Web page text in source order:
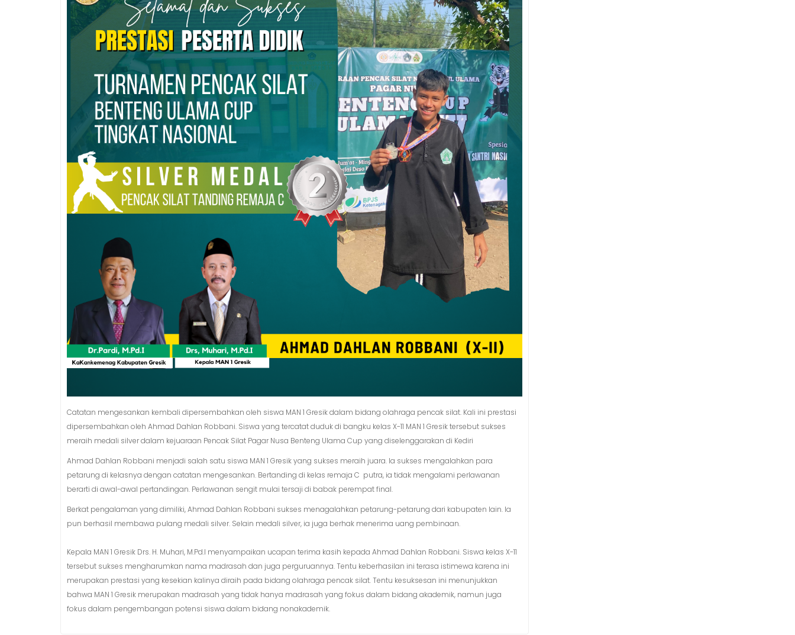
Catatan mengesankan kembali dipersembahkan oleh siswa MAN 1 Gresik dalam bidang olahraga pencak silat. Kali ini prestasi
dipersembahkan oleh Ahmad Dahlan Robbani. Siswa yang tercatat duduk di bangku kelas X-11 MAN 1 Gresik tersebut sukses
meraih medali silver dalam kejuaraan Pencak Silat Pagar Nusa Benteng Ulama Cup yang diselenggarakan di Kediri
Ahmad Dahlan Robbani menjadi salah satu siswa MAN 1 Gresik yang sukses meraih juara. Ia sukses mengalahkan para
petarung di kelasnya dengan catatan mengesankan. Bertanding di kelas remaja C putra, ia tidak mengalami perlawanan
berarti di awal-awal pertandingan. Perlawanan sengit mulai tersaji di babak perempat final.
Berkat pengalaman yang dimiliki, Ahmad Dahlan Robbani sukses menagalahkan petarung-petarung dari kabupaten lain. Ia
pun berhasil membawa pulang medali silver. Selain medali silver, ia juga berhak menerima uang pembinaan.
Kepala MAN 1 Gresik Drs. H. Muhari, M.Pd.I menyampaikan ucapan terima kasih kepada Ahmad Dahlan Robbani. Siswa kelas X-11
tersebut sukses mengharumkan nama madrasah dan juga perguruannya. Tentu keberhasilan ini terasa istimewa karena ini
merupakan prestasi yang kesekian kalinya diraih pada bidang olahraga pencak silat. Tentu kesuksesan ini menunjukkan
bahwa MAN 1 Gresik merupakan madrasah yang tidak hanya madrasah yang fokus dalam bidang akademik, namun juga
fokus dalam pengembangan potensi siswa dalam bidang nonakademik.